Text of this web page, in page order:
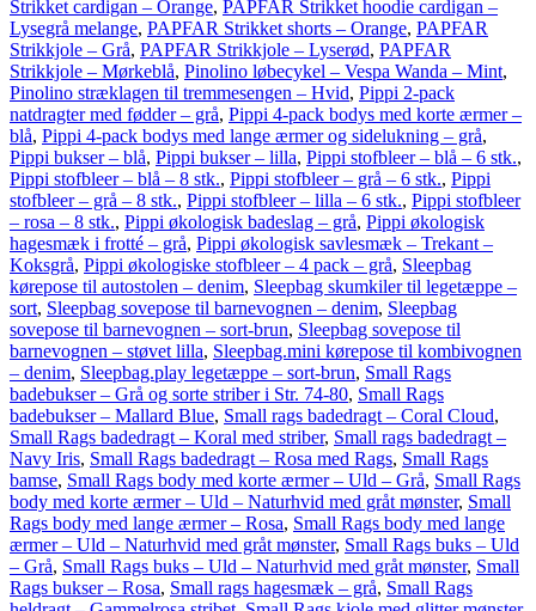
Strikket cardigan – Orange, PAPFAR Strikket hoodie cardigan –
Lysegrå melange, PAPFAR Strikket shorts – Orange, PAPFAR
Strikkjole – Grå, PAPFAR Strikkjole – Lyserød, PAPFAR
Strikkjole – Mørkeblå, Pinolino løbecykel – Vespa Wanda – Mint,
Pinolino stræklagen til tremmesengen – Hvid, Pippi 2-pack
natdragter med fødder – grå, Pippi 4-pack bodys med korte ærmer –
blå, Pippi 4-pack bodys med lange ærmer og sidelukning – grå,
Pippi bukser – blå, Pippi bukser – lilla, Pippi stofbleer – blå – 6 stk.,
Pippi stofbleer – blå – 8 stk., Pippi stofbleer – grå – 6 stk., Pippi
stofbleer – grå – 8 stk., Pippi stofbleer – lilla – 6 stk., Pippi stofbleer
– rosa – 8 stk., Pippi økologisk badeslag – grå, Pippi økologisk
hagesmæk i frotté – grå, Pippi økologisk savlesmæk – Trekant –
Koksgrå, Pippi økologiske stofbleer – 4 pack – grå, Sleepbag
kørepose til autostolen – denim, Sleepbag skumkiler til legetæppe –
sort, Sleepbag sovepose til barnevognen – denim, Sleepbag
sovepose til barnevognen – sort-brun, Sleepbag sovepose til
barnevognen – støvet lilla, Sleepbag.mini kørepose til kombivognen
– denim, Sleepbag.play legetæppe – sort-brun, Small Rags
badebukser – Grå og sorte striber i Str. 74-80, Small Rags
badebukser – Mallard Blue, Small rags badedragt – Coral Cloud,
Small Rags badedragt – Koral med striber, Small rags badedragt –
Navy Iris, Small Rags badedragt – Rosa med Rags, Small Rags
bamse, Small Rags body med korte ærmer – Uld – Grå, Small Rags
body med korte ærmer – Uld – Naturhvid med gråt mønster, Small
Rags body med lange ærmer – Rosa, Small Rags body med lange
ærmer – Uld – Naturhvid med gråt mønster, Small Rags buks – Uld
– Grå, Small Rags buks – Uld – Naturhvid med gråt mønster, Small
Rags bukser – Rosa, Small rags hagesmæk – grå, Small Rags